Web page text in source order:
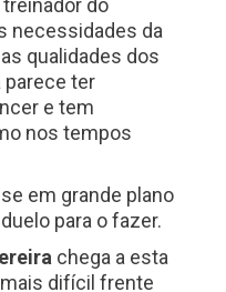
do
necessidades da
qualidades dos
parece ter
e tem
nos tempos
em grande plano
para o fazer.
chega a esta
difícil frente